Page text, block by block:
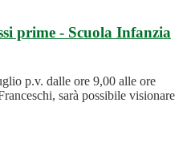
prime - Scuola Infanzia
p.v. dalle ore 9,00 alle ore
sarà possibile visionare